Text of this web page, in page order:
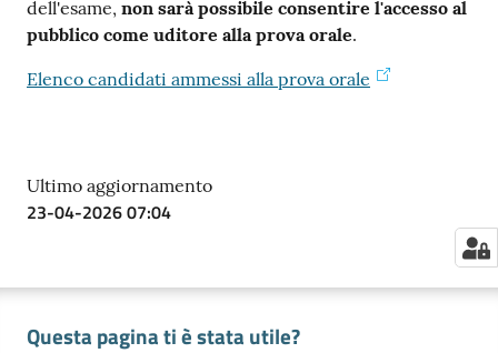
Stampa
dell'esame, non sarà possibile consentire l'accesso al
pubblico come uditore alla prova orale.
Elenco candidati ammessi alla prova orale
Ultimo aggiornamento
23-04-2026 07:04
Questa pagina ti è stata utile?